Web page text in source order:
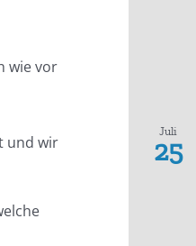
wie vor
und wir
Juli
25